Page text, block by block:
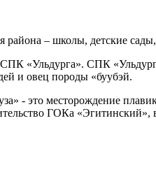
– школы, детские
«Ульдурга». СПК
и овец породы «буубэй.
- это месторождение
ГОКа